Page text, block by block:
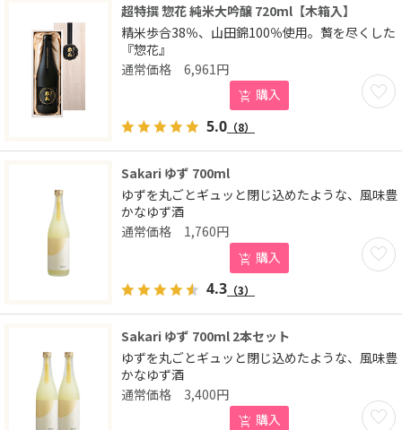
超特撰 惣花 純米大吟醸 720ml【木箱入】
精米歩合38％、山田錦100％使用。贅を尽くした
『惣花』
お気
6,961 円
購入
5.0 （8）
Sakari ゆず 700ml
ゆずを丸ごとギュッと閉じ込めたような、風味豊
かなゆず酒
お気
1,760円
購入
4.3 （3）
Sakari ゆず 700ml 2本セット
ゆずを丸ごとギュッと閉じ込めたような、風味豊
かなゆず酒
お気
3,400円
購入